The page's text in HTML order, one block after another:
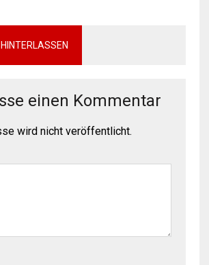
einen Kommentar
wird nicht veröffentlicht.